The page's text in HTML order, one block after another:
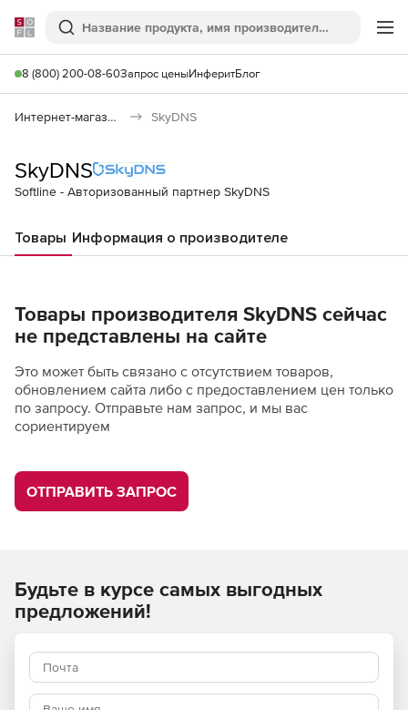
Softline
Поиск
8 (800) 200-08-60Запрос ценыИнферитБлог
Интернет-магазин SkyDNS
SkyDNS
Softline - Авторизованный партнер SkyDNS
Товары Информация о производителе
Товары производителя SkyDNS сейчас
не представлены на сайте
Это может быть связано с отсутствием товаров,
обновлением сайта либо с предоставлением цен только
по запросу. Отправьте нам запрос, и мы вас
сориентируем
ОТПРАВИТЬ ЗАПРОС
Будьте в курсе самых выгодных
предложений!